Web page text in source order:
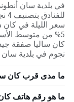
في بلدية سان
نجوم في بلدية سان
ما مدى قرب كان
ما هو رقم هاتف